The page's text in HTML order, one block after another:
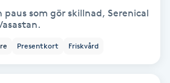
paus som gör skillnad, Serenical
Presentkort Friskvård